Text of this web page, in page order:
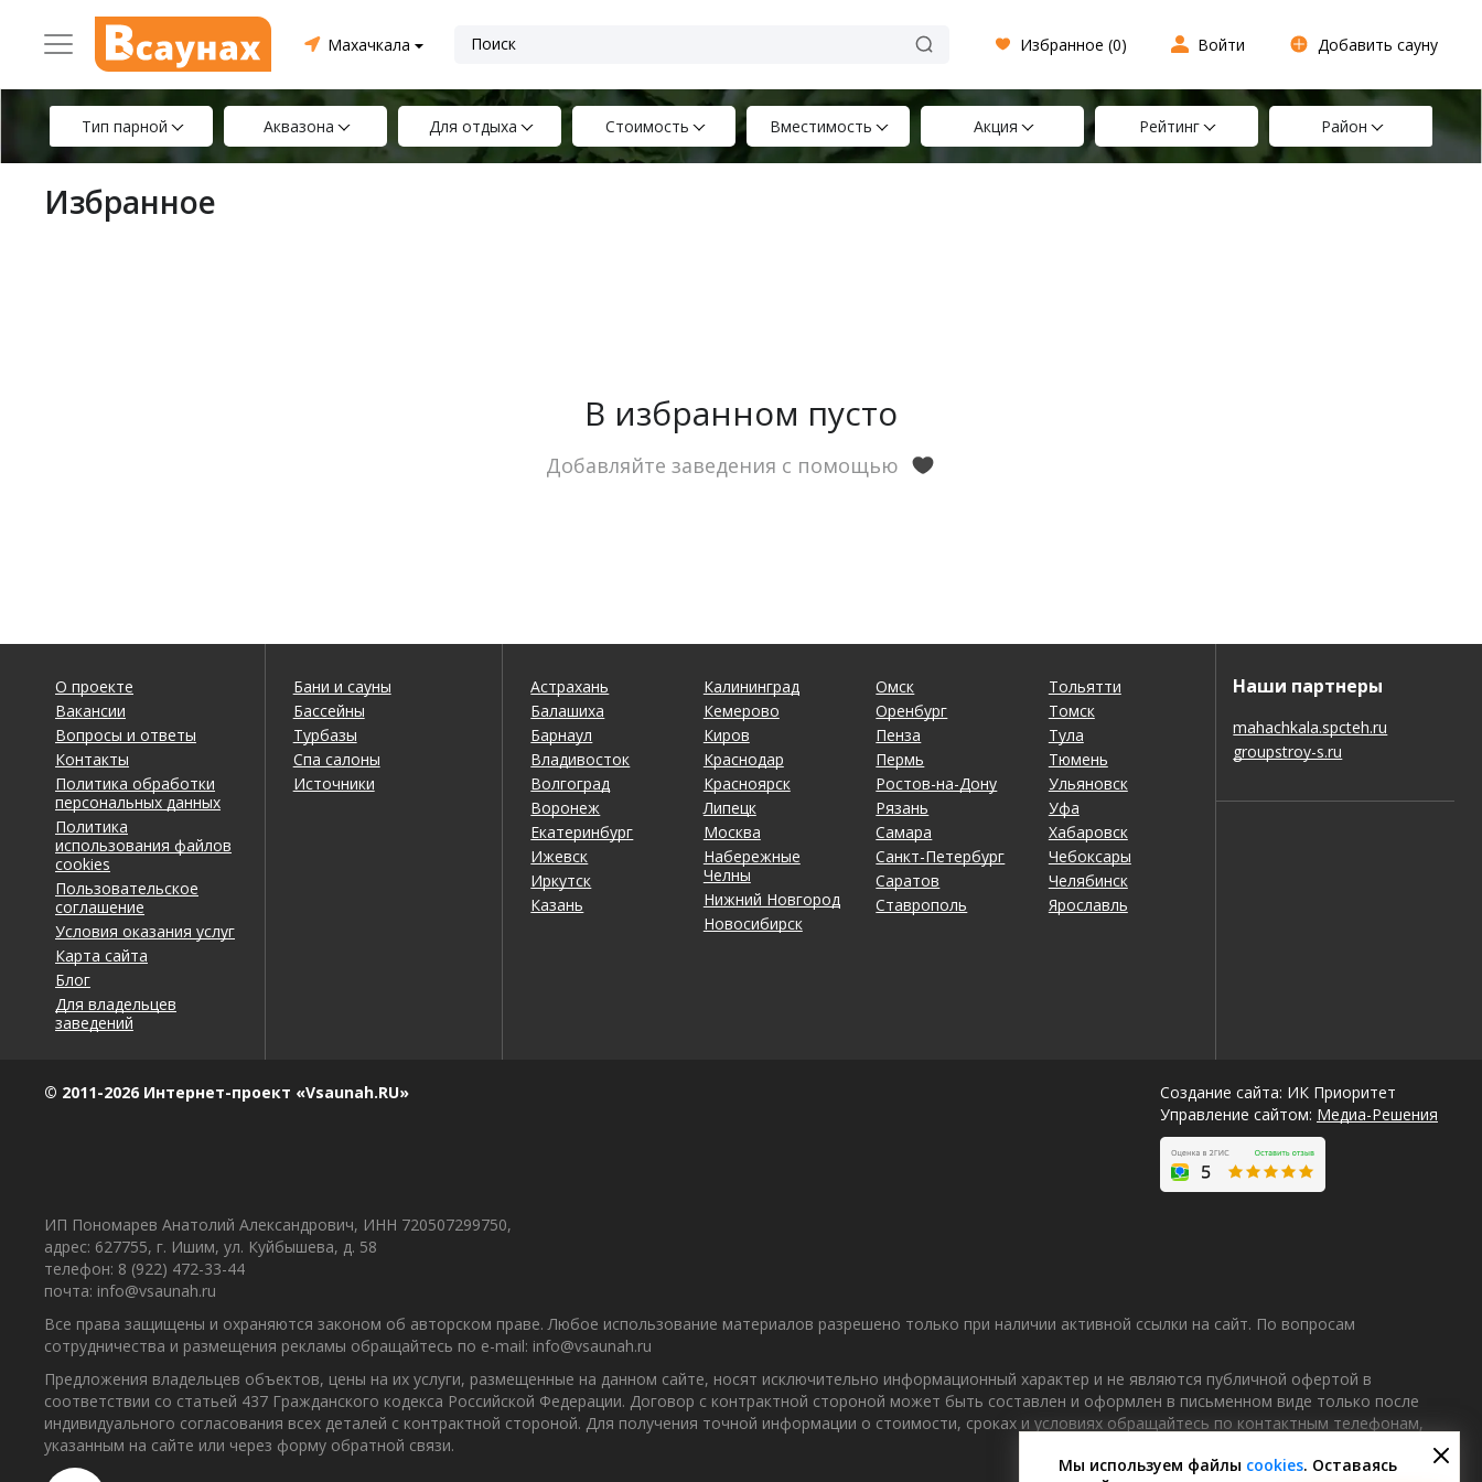
Махачкала Избранное (0) Войти Добавить сауну
Тип парной Аквазона Для отдыха Стоимость Вместимость Акция Рейтинг Район
Избранное
В избранном пусто
Добавляйте заведения с помощью
О проекте
Вакансии
Вопросы и ответы
Контакты
Политика обработки
персональных данных
Политика
использования файлов
cookies
Пользовательское
соглашение
Условия оказания услуг
Карта сайта
Блог
Для владельцев
заведений
Бани и сауны
Бассейны
Турбазы
Спа салоны
Источники
Астрахань
Балашиха
Барнаул
Владивосток
Волгоград
Воронеж
Екатеринбург
Ижевск
Иркутск
Казань
Калининград
Кемерово
Киров
Краснодар
Красноярск
Липецк
Москва
Набережные
Челны
Нижний Новгород
Новосибирск
Омск
Оренбург
Пенза
Пермь
Ростов-на-Дону
Рязань
Самара
Санкт-Петербург
Саратов
Ставрополь
Тольятти
Томск
Тула
Тюмень
Ульяновск
Уфа
Хабаровск
Чебоксары
Челябинск
Ярославль
Наши партнеры
mahachkala.spcteh.ru
groupstroy-s.ru
© 2011-2026 Интернет-проект «Vsaunah.RU»
Создание сайта: ИК Приоритет
Управление сайтом: Медиа-Решения
ИП Пономарев Анатолий Александрович, ИНН 720507299750,
адрес: 627755, г. Ишим, ул. Куйбышева, д. 58
телефон: 8 (922) 472-33-44
почта: info@vsaunah.ru
Все права защищены и охраняются законом об авторском праве. Любое использование материалов разрешено только при наличии активной ссылки на сайт. По вопросам
сотрудничества и размещения рекламы обращайтесь по e-mail: info@vsaunah.ru
Предложения владельцев объектов, цены на их услуги, размещенные на данном сайте, носят исключительно информационный характер и не являются публичной офертой в
соответствии со статьей 437 Гражданского кодекса Российской Федерации. Договор с контрактной стороной может быть составлен и оформлен в письменном виде только после
индивидуального согласования всех деталей с контрактной стороной. Для получения точной информации о стоимости, сроках и условиях обращайтесь по контактным телефонам,
указанным на сайте или через форму обратной связи.
Лучшие
саун
Мы используем файлы cookies. Оставаясь